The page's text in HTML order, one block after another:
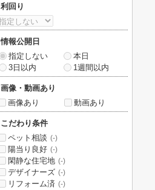
利回り
情報公開日
指定しない
本日
3日以内
1週間以内
画像・動画あり
画像あり
動画あり
こだわり条件
ペット相談 (-)
陽当り良好 (-)
閑静な住宅地 (-)
デザイナーズ (-)
リフォーム済 (-)